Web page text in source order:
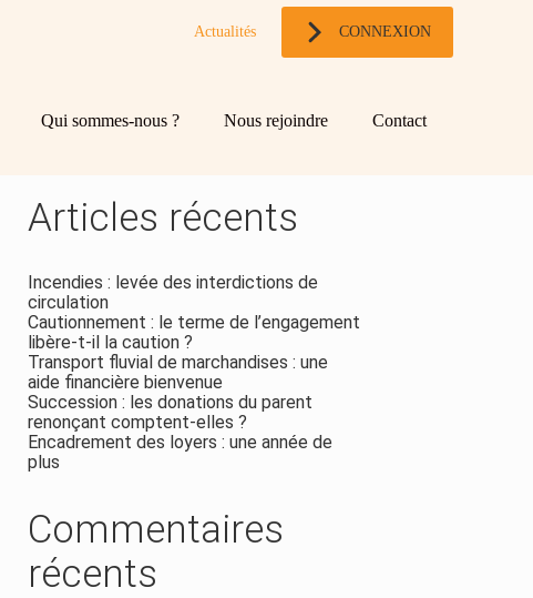
Actualités CONNEXION
Qui sommes-nous ? Nous rejoindre Contact
Blog
sidebar
Rechercher
Articles récents
Incendies : levée des interdictions de
circulation
Cautionnement : le terme de l’engagement
libère-t-il la caution ?
Transport fluvial de marchandises : une
aide financière bienvenue
Succession : les donations du parent
renonçant comptent-elles ?
Encadrement des loyers : une année de
plus
Commentaires
récents